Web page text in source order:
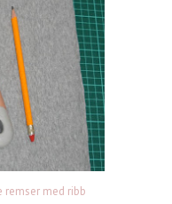
remser med ribb